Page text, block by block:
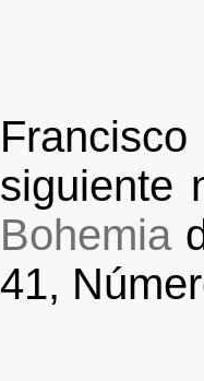
siguiente
Bohemia
41,